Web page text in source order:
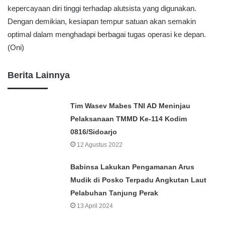
kepercayaan diri tinggi terhadap alutsista yang digunakan.
Dengan demikian, kesiapan tempur satuan akan semakin
optimal dalam menghadapi berbagai tugas operasi ke depan.
(Oni)
Berita Lainnya
Tim Wasev Mabes TNI AD Meninjau
Pelaksanaan TMMD Ke-114 Kodim
0816/Sidoarjo
12 Agustus 2022
Babinsa Lakukan Pengamanan Arus
Mudik di Posko Terpadu Angkutan Laut
Pelabuhan Tanjung Perak
13 April 2024